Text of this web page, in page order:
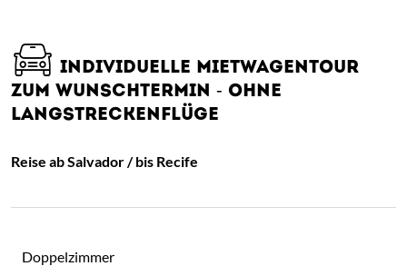
INDIVIDUELLE MIETWAGENTOUR
ZUM WUNSCHTERMIN - OHNE
LANGSTRECKENFLÜGE
Reise ab Salvador / bis Recife
Doppelzimmer